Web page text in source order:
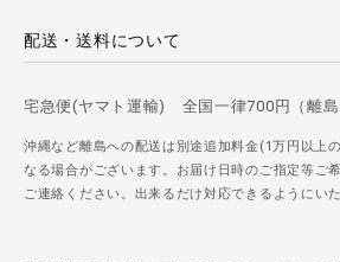
配送・送料について
宅急便(ヤマト運輸) 全国一律700円（離島
沖縄など離島への配送は別途追加料金(1万円以上
なる場合がございます。お届け日時のご指定等ご
ご連絡ください。出来るだけ対応できるようにい